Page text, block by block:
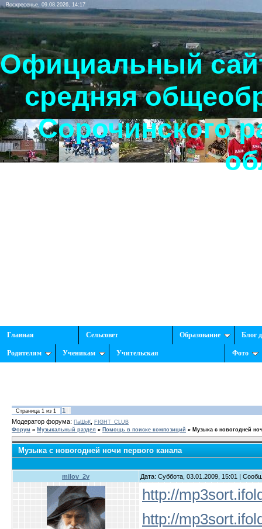
Воскресенье, 09.08.2026, 14:17
Официальный
средняя
Сорочинского
Главная Сельсовет Образование Блог
Родителям Ученикам Учительская Фото
Страница 1 из 1
1
Модератор форума: ПаШоК, FIGHT_CLUB
Форум » Музыкальный раздел » Помощь в поиске композиций » Музыка с новогодней
Музыка с новогодней ночи первого канала
milov_2v Дата: Суббота, 03.01.2009, 15:01 |
http://
http://